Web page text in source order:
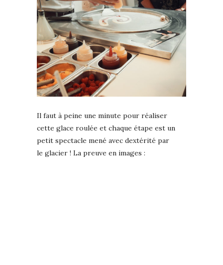
Il faut à peine une minute pour réaliser
cette glace roulée et chaque étape est un
petit spectacle mené avec dextérité par
le glacier ! La preuve en images :